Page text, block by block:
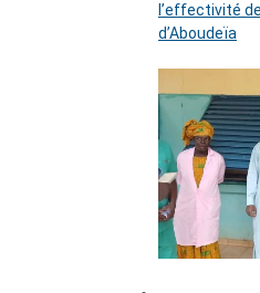
l’effectivité
d’Aboudeïa